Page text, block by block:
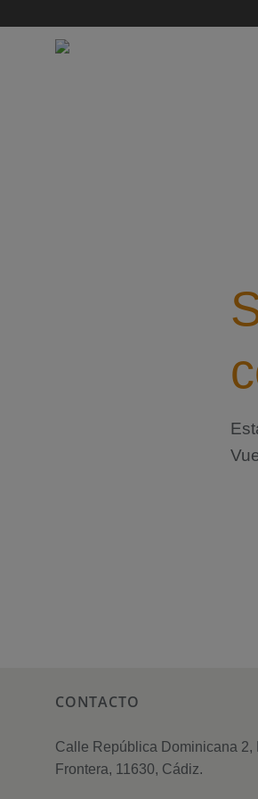
contenido
CONTACTO
Calle República Dominicana 2,
Frontera, 11630, Cádiz.